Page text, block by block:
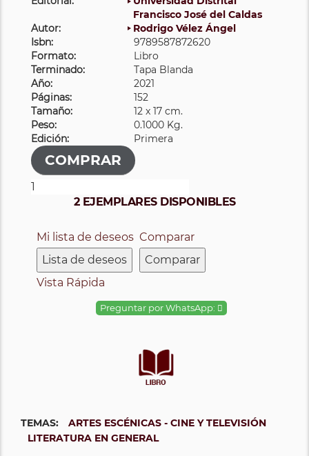
Francisco José del Caldas
Autor:
Rodrigo Vélez Ángel
Isbn:
9789587872620
Formato:
Libro
Terminado:
Tapa Blanda
Año:
2021
Páginas:
152
Tamaño:
12 x 17 cm.
Peso:
0.1000 Kg.
Edición:
Primera
2 EJEMPLARES DISPONIBLES
Mi lista de deseos
Lista de deseos
Comparar
Comparar
Vista Rápida
Preguntar por WhatsApp:
TEMAS:
ARTES ESCÉNICAS - CINE Y TELEVISIÓN
LITERATURA EN GENERAL